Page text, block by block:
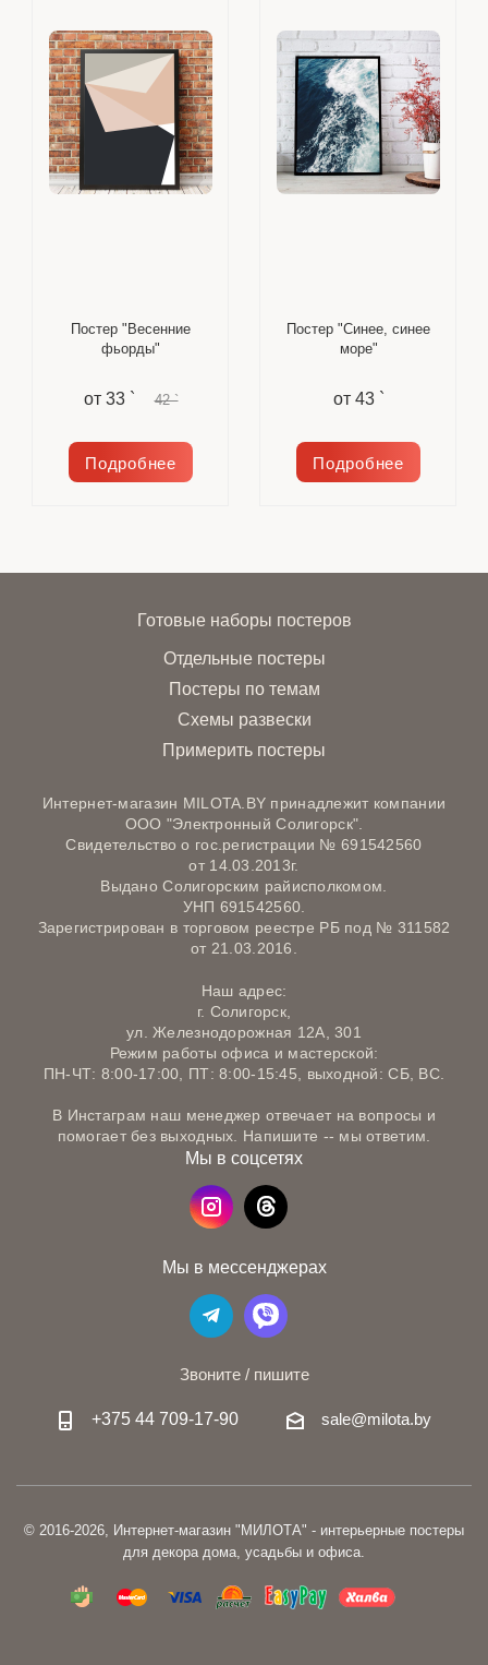
Постер "Весенние
фьорды"
от 33 ` 42 `
Подробнее
Постер "Синее, синее
море"
от 43 `
Подробнее
Готовые наборы постеров
Отдельные постеры
Постеры по темам
Схемы развески
Примерить постеры
Интернет-магазин MILOTA.BY принадлежит компании
ООО "Электронный Солигорск".
Свидетельство о гос.регистрации № 691542560
от 14.03.2013г.
Выдано Солигорским райисполкомом.
УНП 691542560.
Зарегистрирован в торговом реестре РБ под № 311582
от 21.03.2016.
Наш адрес:
г. Солигорск,
ул. Железнодорожная 12А, 301
Режим работы офиса и мастерской:
ПН-ЧТ: 8:00-17:00, ПТ: 8:00-15:45, выходной: СБ, ВС.
В Инстаграм наш менеджер отвечает на вопросы и
помогает без выходных. Напишите -- мы ответим.
Мы в соцсетях
Мы в мессенджерах
Звоните / пишите
+375 44 709-17-90 sale@milota.by
© 2016-2026, Интернет-магазин "МИЛОТА" - интерьерные постеры
для декора дома, усадьбы и офиса.